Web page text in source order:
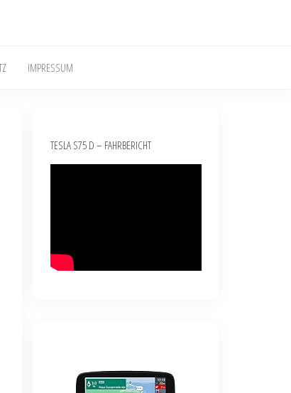
IMPRESSUM
TESLA S75 D – FAHRBERICHT